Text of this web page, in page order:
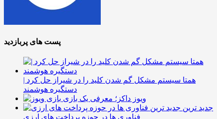
پست های پربازدید
همتا سیستم مشکل گم شدن کلید را در شیراز حل کرد |
دستگیره هوشمند
ویوز داکز؛ معرفی یک بازی
جدید ترین
فناوری ها در حوزه پرداخت های ارزی